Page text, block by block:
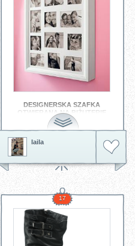
DESIGNERSKA SZAFKA
OTWIERANA NA BIŻUTERIĘ
NOWOŚĆ
laila
17